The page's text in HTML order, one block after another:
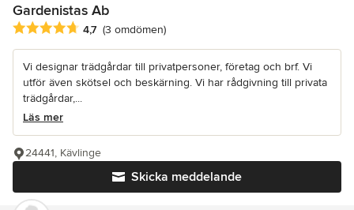
Gardenistas Ab
Genomsnittligt omdöme: 4.7 av 5 stjärnor
4,7 (3 omdömen)
Vi designar trädgårdar till privatpersoner, företag och brf. Vi
utför även skötsel och beskärning. Vi har rådgivning till privata
trädgårdar,...
Läs mer
Skicka meddelande
24441, Kävlinge